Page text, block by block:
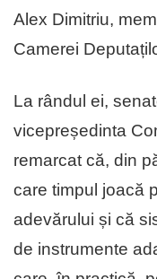
Alex Dimitriu,
Camerei
La rândul ei,
vicepreședinta
remarcat că, din
care timpul joacă
adevărului și că
de instrumente